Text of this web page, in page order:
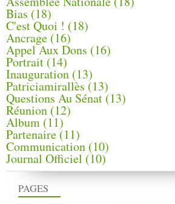
PAGES
Bias (18)
C'est Quoi ! (18)
Ancrage (16)
Appel Aux Dons (16)
Portrait (14)
Inauguration (13)
Patriciamirallès (13)
Questions Au Sénat(13)
Réunion (12)
Album (11)
Partenaire(11)
Communication (10)
Journal Officiel (10)